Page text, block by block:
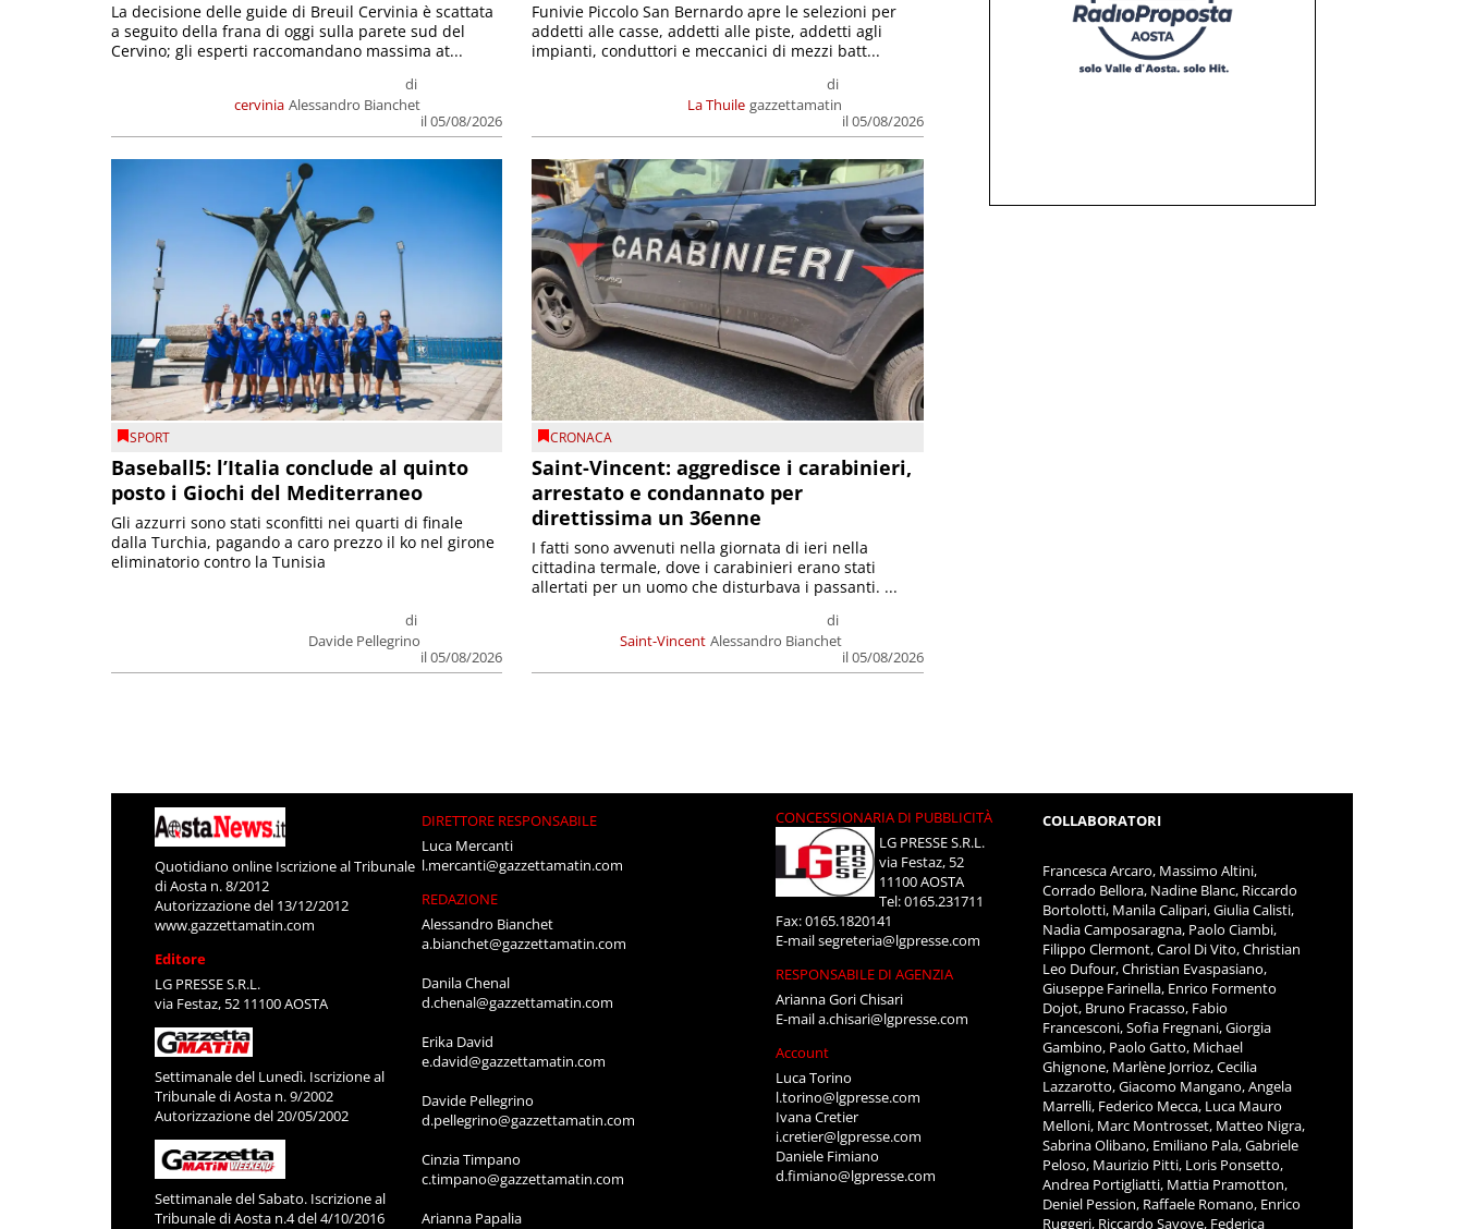
cervinia
di
Alessandro Bianchet
il 05/08/2026
La decisione delle guide di Breuil Cervinia è scattata
a seguito della frana di oggi sulla parete sud del
Cervino; gli esperti raccomandano massima at...
La Thuile
di
gazzettamatin
il 05/08/2026
Funivie Piccolo San Bernardo apre le selezioni per
addetti alle casse, addetti alle piste, addetti agli
impianti, conduttori e meccanici di mezzi batt...
SPORT
Baseball5: l’Italia conclude al quinto
posto i Giochi del Mediterraneo
di
Davide Pellegrino
il 05/08/2026
Gli azzurri sono stati sconfitti nei quarti di finale
dalla Turchia, pagando a caro prezzo il ko nel girone
eliminatorio contro la Tunisia
CRONACA
Saint-Vincent: aggredisce i carabinieri,
arrestato e condannato per
direttissima un 36enne
Saint-Vincent
di
Alessandro Bianchet
il 05/08/2026
I fatti sono avvenuti nella giornata di ieri nella
cittadina termale, dove i carabinieri erano stati
allertati per un uomo che disturbava i passanti. ...
Quotidiano online Iscrizione al Tribunale
di Aosta n. 8/2012
Autorizzazione del 13/12/2012
www.gazzettamatin.com
Editore
LG PRESSE S.R.L.
via Festaz, 52 11100 AOSTA
Settimanale del Lunedì. Iscrizione al
Tribunale di Aosta n. 9/2002
Autorizzazione del 20/05/2002
Settimanale del Sabato. Iscrizione al
Tribunale di Aosta n.4 del 4/10/2016
DIRETTORE RESPONSABILE
Luca Mercanti
l.mercanti@gazzettamatin.com
REDAZIONE
Alessandro Bianchet
a.bianchet@gazzettamatin.com
Danila Chenal
d.chenal@gazzettamatin.com
Erika David
e.david@gazzettamatin.com
Davide Pellegrino
d.pellegrino@gazzettamatin.com
Cinzia Timpano
c.timpano@gazzettamatin.com
Arianna Papalia
CONCESSIONARIA DI PUBBLICITÀ
LG PRESSE S.R.L.
via Festaz, 52
11100 AOSTA
Tel: 0165.231711
Fax: 0165.1820141
E-mailsegreteria@lgpresse.com
RESPONSABILE DI AGENZIA
Arianna Gori Chisari
E-maila.chisari@lgpresse.com
Account
Luca Torino
l.torino@lgpresse.com
Ivana Cretier
i.cretier@lgpresse.com
Daniele Fimiano
d.fimiano@lgpresse.com
COLLABORATORI
Francesca Arcaro, Massimo Altini,
Corrado Bellora, Nadine Blanc, Riccardo
Bortolotti, Manila Calipari, Giulia Calisti,
Nadia Camposaragna, Paolo Ciambi,
Filippo Clermont, Carol Di Vito, Christian
Leo Dufour, Christian Evaspasiano,
Giuseppe Farinella, Enrico Formento
Dojot, Bruno Fracasso, Fabio
Francesconi, Sofia Fregnani, Giorgia
Gambino, Paolo Gatto, Michael
Ghignone, Marlène Jorrioz, Cecilia
Lazzarotto, Giacomo Mangano, Angela
Marrelli, Federico Mecca, Luca Mauro
Melloni, Marc Montrosset, Matteo Nigra,
Sabrina Olibano, Emiliano Pala, Gabriele
Peloso, Maurizio Pitti, Loris Ponsetto,
Andrea Portigliatti, Mattia Pramotton,
Deniel Pession, Raffaele Romano, Enrico
Ruggeri, Riccardo Savoye, Federica